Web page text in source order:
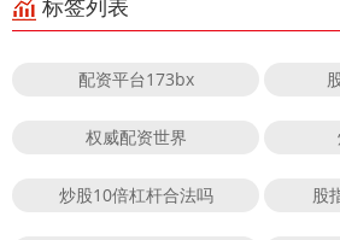
标签列表
配资平台173bx
权威配资世界
炒股10倍杠杆合法吗 股